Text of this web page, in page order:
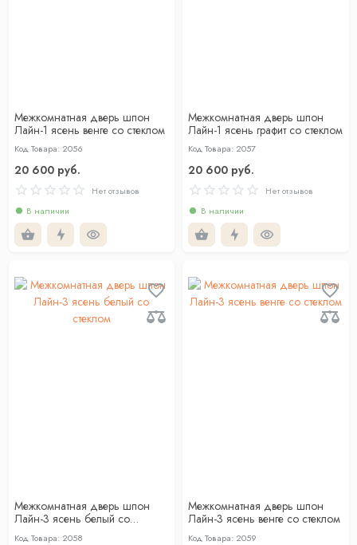
Межкомнатная дверь шпон
Лайн-1 ясень венге со стеклом
Код Товара: 2056
20 600 руб.
Нет отзывов
В наличии
Межкомнатная дверь шпон
Лайн-1 ясень графит со стеклом
Код Товара: 2057
20 600 руб.
Нет отзывов
В наличии
Межкомнатная дверь шпон
Лайн-3 ясень белый со
стеклом
Код Товара: 2058
Межкомнатная дверь шпон
Лайн-3 ясень венге со стеклом
Код Товара: 2059